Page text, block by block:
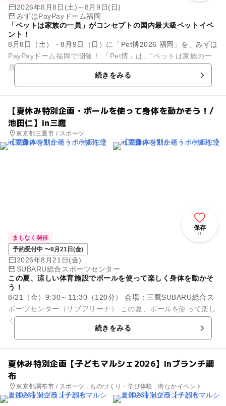
2026年8月8日(土)～8月9日(日)
みずほPayPayドーム福岡
「ペットは家族の一員」がコンセプトの国内最大級ペットイベ
ント！
8月8日（土）・8月9日（日）に「Pet博2026 福岡」を、みずほ
PayPayドーム福岡で開催！ 「Pet博」は、“ペットは家族の一
員”をコンセプトにした、ペットとペットを愛する皆さまのた
続きをみる
【夏休み特別企画・ボールを使って身体を動かそう！/
池田仁】in三鷹
東京都三鷹市 / スポーツ
保存
0
まもなく開催
予約受付中 〜8月21日(金)
2026年8月21日(金)
SUBARU総合スポーツセンター
この夏、涼しい体育施設でボールを使って楽しく身体を動かそ
う！
8/21（金）9:30～11:30（120分） 会場：三鷹SUBARU総合ス
ポーツセンター（サブアリーナ） この夏、ボールを使って楽し
く身体を動かそう！ 投げる・取る・転がす・追いかけ...
続きをみる
夏休み特別企画【子どもマルシェ2026】inブランチ調
布
東京都調布市 / スポーツ , ものづくり・学び体験 , 街なかイベント